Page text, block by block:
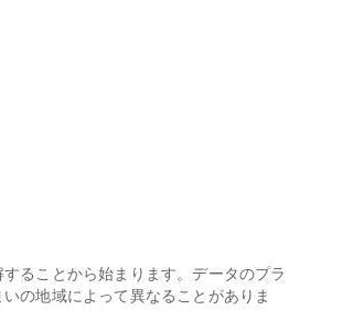
ど、お客様の旅に関わる行動をこのアプリひと
ることから始まります。データのプラ
の地域によって異なることがありま